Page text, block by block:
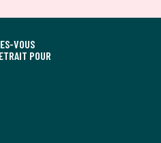
VOUS
POUR